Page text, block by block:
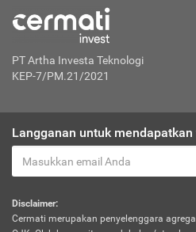
PT Artha Investa Teknologi
KEP-7/PM.21/2021
Langganan untuk
Disclaimer:
Cermati merupakan penyelenggara